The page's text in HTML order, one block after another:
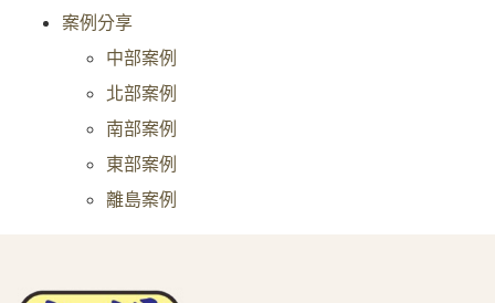
案例分享
中部案例
北部案例
南部案例
東部案例
離島案例